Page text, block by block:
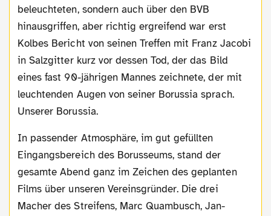
beleuchteten, sondern auch über den BVB
hinausgriffen, aber richtig ergreifend war erst
Kolbes Bericht von seinen Treffen mit Franz Jacobi
in Salzgitter kurz vor dessen Tod, der das Bild
eines fast 90-jährigen Mannes zeichnete, der mit
leuchtenden Augen von seiner Borussia sprach.
Unserer Borussia.
In passender Atmosphäre, im gut gefüllten
Eingangsbereich des Borusseums, stand der
gesamte Abend ganz im Zeichen des geplanten
Films über unseren Vereinsgründer. Die drei
Macher des Streifens, Marc Quambusch, Jan-